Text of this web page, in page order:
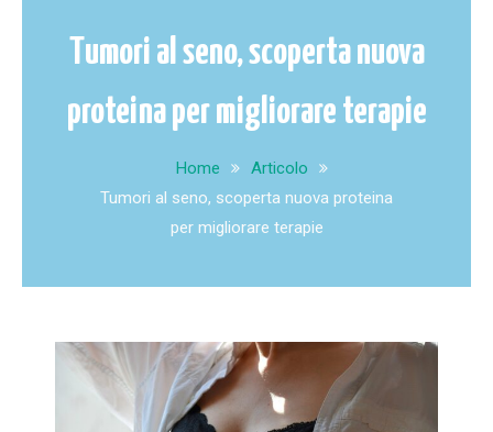
Tumori al seno, scoperta nuova
proteina per migliorare terapie
Home
Articolo
Tumori al seno, scoperta nuova proteina
per migliorare terapie